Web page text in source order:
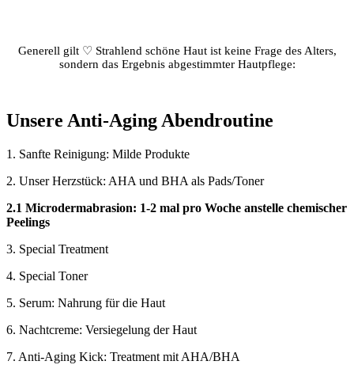
Generell gilt ♡ Strahlend schöne Haut ist keine Frage des Alters,
sondern das Ergebnis abgestimmter Hautpflege:
Unsere Anti-Aging Abendroutine
1. Sanfte Reinigung: Milde Produkte
2. Unser Herzstück: AHA und BHA als Pads/Toner
2.1 Microdermabrasion: 1-2 mal pro Woche anstelle chemischer
Peelings
3. Special Treatment
4. Special Toner
5. Serum: Nahrung für die Haut
6. Nachtcreme: Versiegelung der Haut
7. Anti-Aging Kick: Treatment mit AHA/BHA